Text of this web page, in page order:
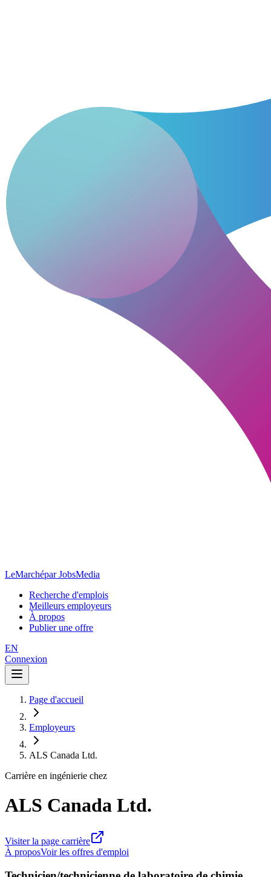
LeMarchépar JobsMedia
Recherche d'emplois
Meilleurs employeurs
À propos
Publier une offre
EN
Connexion
Page d'accueil
Employeurs
ALS Canada Ltd.
Carrière en ingénierie chez
ALS Canada Ltd.
Visiter la page carrière
À proposVoir les offres d'emploi